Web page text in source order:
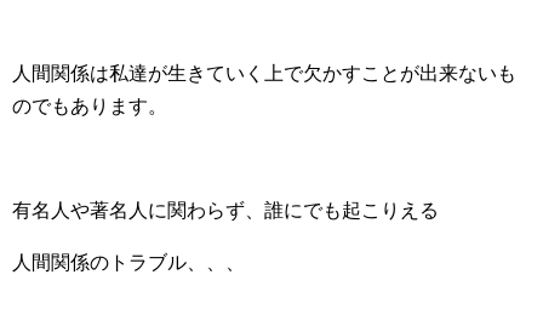
人間関係は私達が生きていく上で欠かすことが出来ないも
のでもあります。
有名人や著名人に関わらず、誰にでも起こりえる
人間関係のトラブル、、、